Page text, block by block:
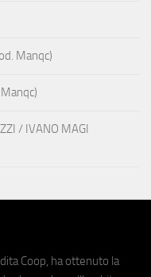
Manqc)
/ IVANO MAGI
Coop, ha ottenuto la